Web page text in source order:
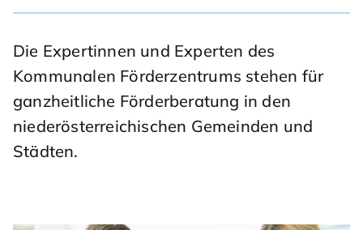
Die Expertinnen und Experten des
Kommunalen Förderzentrums stehen für
ganzheitliche Förderberatung in den
niederösterreichischen Gemeinden und
Städten.